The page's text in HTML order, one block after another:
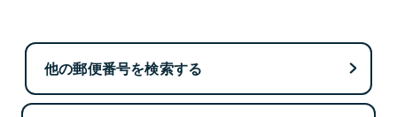
他の郵便番号を検索する